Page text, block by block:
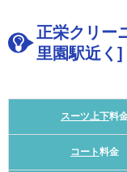
正栄クリー
里園駅近く]
スーツ上下料
コート料金